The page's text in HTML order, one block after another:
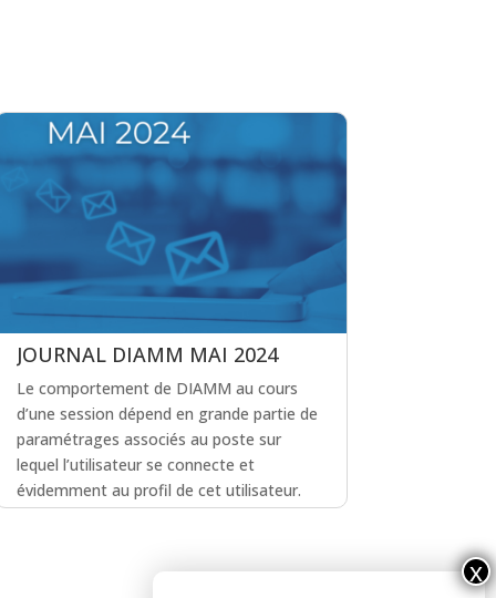
JOURNAL DIAMM MAI 2024
Le comportement de DIAMM au cours
d’une session dépend en grande partie de
paramétrages associés au poste sur
lequel l’utilisateur se connecte et
évidemment au profil de cet utilisateur.
lire plus